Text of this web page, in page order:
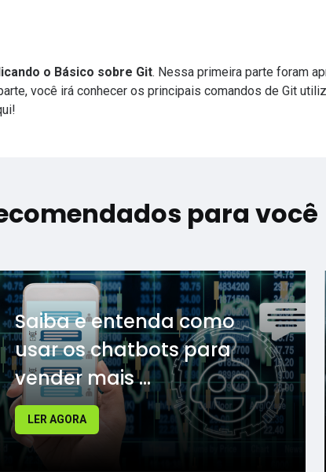
o Básico sobre Git. Nessa primeira parte foram
você irá conhecer os principais comandos de Git
para você
Saiba e entenda como
usar os chatbots para
vender mais ...
LER AGORA